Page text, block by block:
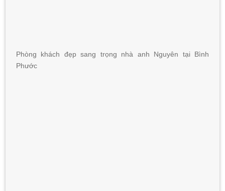
Phòng khách đẹp sang trọng nhà anh Nguyên tại Bình
Phước